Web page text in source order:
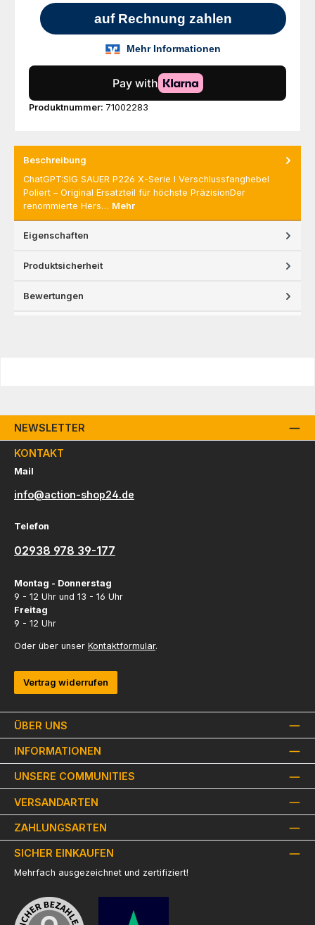
Produktnummer: 71002283
Beschreibung
ChatGPT:SIG SAUER P226 X-Serie I Verschlussfanghebel
Poliert – Original Ersatzteil für höchste PräzisionDer
renommierte Hers… Mehr
Eigenschaften
Produktsicherheit
Bewertungen
NEWSLETTER
ÜBER UNS
INFORMATIONEN
KONTAKT
Mail
info@action-shop24.de
Telefon
02938 978 39-177
Montag - Donnerstag
9 - 12 Uhr und 13 - 16 Uhr
Freitag
9 - 12 Uhr
Oder über unser Kontaktformular.
Vertrag widerrufen
UNSERE COMMUNITIES
VERSANDARTEN
ZAHLUNGSARTEN
SICHER EINKAUFEN
Mehrfach ausgezeichnet und zertifiziert!